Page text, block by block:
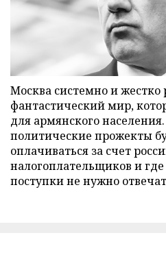
Москва системно и жестко
фантастический мир,
для армянского
политические прожекты
оплачиваться за счет
налогоплательщиков и где
поступки не нужно